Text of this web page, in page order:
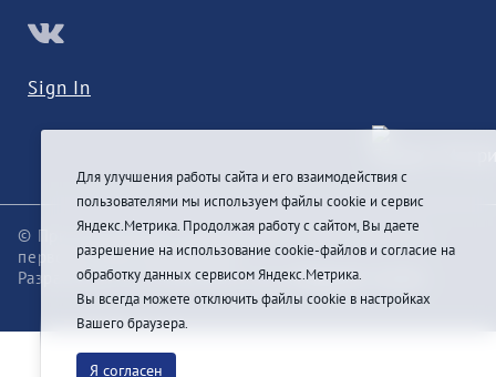
Sign In
© При цитировании информации с сайта ссылка на
первоисточник обязательна
Разработка и техподдержка сайтаPragmatic Studio
Для улучшения работы сайта и его взаимодействия с
пользователями мы используем файлы cookie и сервис
Яндекс.Метрика. Продолжая работу с сайтом, Вы даете
разрешение на использование cookie-файлов и согласие на
обработку данных сервисом Яндекс.Метрика.
Вы всегда можете отключить файлы cookie в настройках
Вашего браузера.
Я согласен